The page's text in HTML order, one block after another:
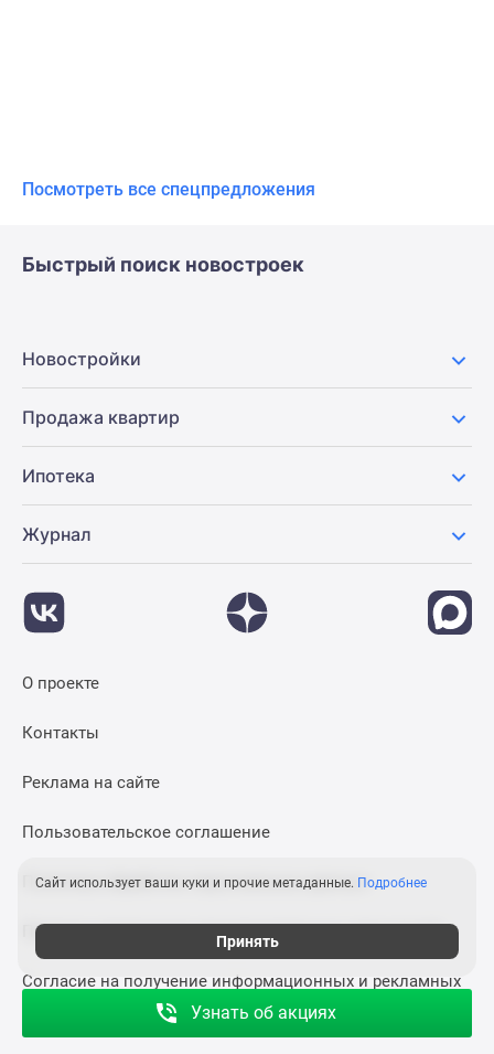
Узнать об акциях
Посмотреть все спецпредложения
Быстрый поиск новостроек
Новостройки
Продажа квартир
Ипотека
Журнал
О проекте
Контакты
Реклама на сайте
Пользовательское соглашение
Политика обработки персональных данных
Правила применения рекомендательных технологий
Согласие на получение информационных и рекламных
Сайт использует ваши куки и прочие метаданные. Подробнее
Принять